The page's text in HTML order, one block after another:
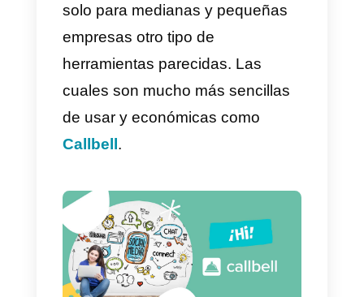
5) Integraciones con varios
canales de comunicación
Desventajas
1)Precios altos
2) Mínima cantidad de agentes
10.